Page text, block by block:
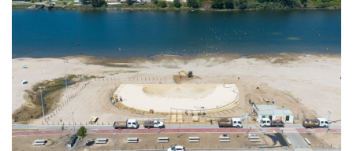
observar
eclipse
solar
esgotam
em
menos
de